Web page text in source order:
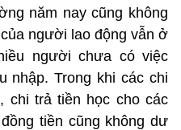
năm nay cũng không
người lao động vẫn ở
người chưa có việc
nhập. Trong khi các chi
chi trả tiền học cho các
tiền cũng không dư